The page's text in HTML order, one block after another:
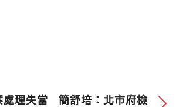
處理失當 簡舒培：北市府檢